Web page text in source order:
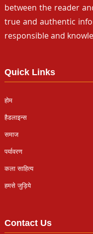
between the reader
true and authentic
responsible and
Quick Links
होम
हैडलाइन्स
समाज
पर्यावरण
कला साहित्य
हमसे जुड़िये
Contact Us